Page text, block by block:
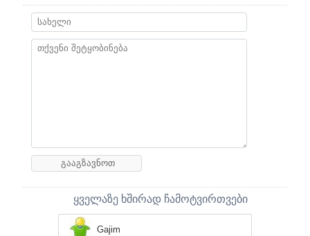
ყველაზე ხშირად ჩამოტვირთვები
Gajim